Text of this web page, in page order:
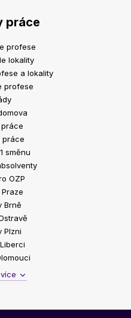
práce
profese
lokality
a lokality
profese
práce
práce
směnu
OZP
Brně
Plzni